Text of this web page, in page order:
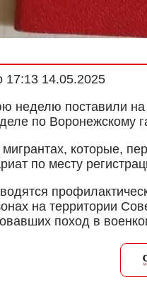
17:13 14.05.2025
неделю поставили
по Воронежскому
которые,
по месту
на территории
поход в